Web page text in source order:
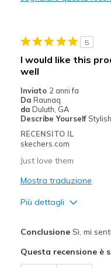
Casual Wear
Travel
Width
Sizing
I'm
5
I would like this
well
Inviato 2 anni fa
Da Raunaq
da Duluth, GA
Describe Yourself Stylish
RECENSITO IL
skechers.com
Just love them
Mostra traduzione
Più dettagli
Breathe Well
ConclusioneSì, mi
Questa recensione è